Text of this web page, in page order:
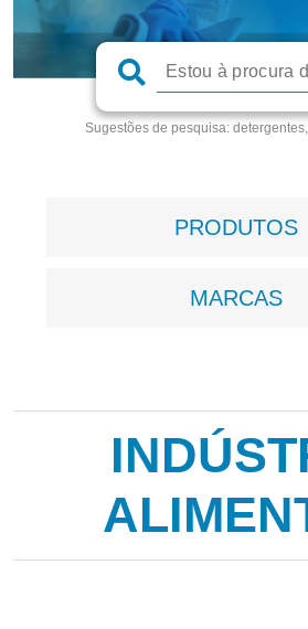
Sugestões de pesquisa:
PRODUTOS
MARCAS